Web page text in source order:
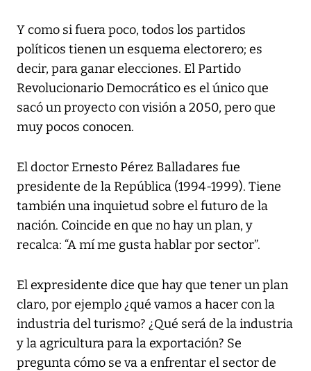
Y como si fuera poco, todos los partidos
políticos tienen un esquema electorero; es
decir, para ganar elecciones. El Partido
Revolucionario Democrático es el único que
sacó un proyecto con visión a 2050, pero que
muy pocos conocen.
El doctor Ernesto Pérez Balladares fue
presidente de la República (1994-1999). Tiene
también una inquietud sobre el futuro de la
nación. Coincide en que no hay un plan, y
recalca: “A mí me gusta hablar por sector”.
El expresidente dice que hay que tener un plan
claro, por ejemplo ¿qué vamos a hacer con la
industria del turismo? ¿Qué será de la industria
y la agricultura para la exportación? Se
pregunta cómo se va a enfrentar el sector de